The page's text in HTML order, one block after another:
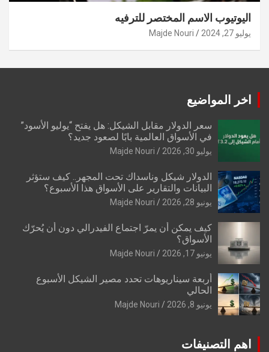
اليوتيوب الاسم المختصر للترفيه
يوليو 27, 2024 Majde Nouri
اخر المواضيع
سعر الدولار مقابل الشيكل: هل يفتح “يوليو الأسود”
في الأسواق العالمية بابًا لصعود جديد؟
يوليو 30, 2026 Majde Nouri
الدولار شيكل وناسداك تحت المجهر.. كيف ستؤثر
البيانات والتقارير على الأسواق هذا الأسبوع؟
يونيو 28, 2026 Majde Nouri
كيف يمكن أن يمرّ اجتماع الفيدرالي دون أن يُحرّك
الأسواق؟
يونيو 17, 2026 Majde Nouri
أربعة سيناريوهات تحدد مصير الشيكل الأسبوع
الحالي
يونيو 8, 2026 Majde Nouri
اهم التصنيفات